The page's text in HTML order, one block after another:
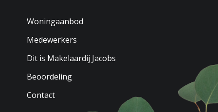
Woningaanbod
Medewerkers
Dit is Makelaardij Jacobs
Beoordeling
Contact